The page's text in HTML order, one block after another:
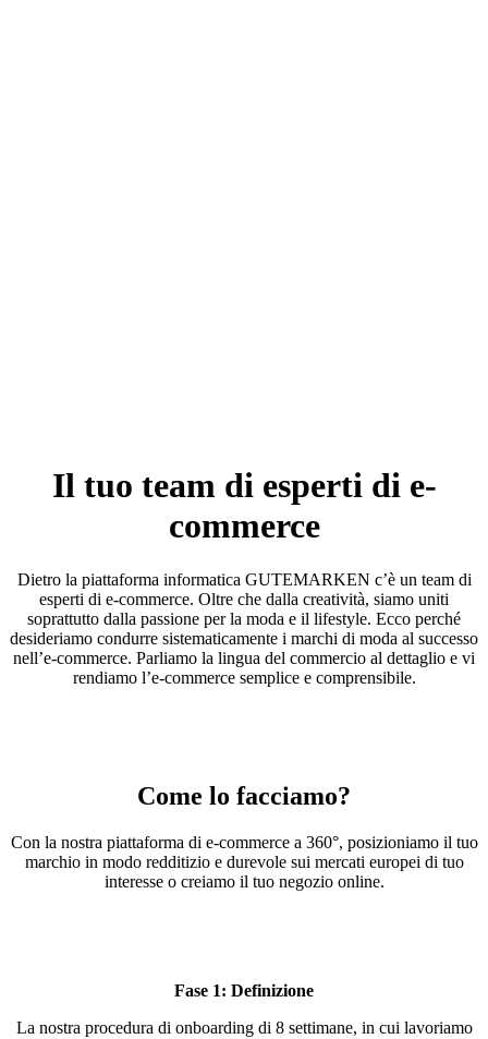
Il tuo team di esperti di e-
commerce
Dietro la piattaforma informatica GUTEMARKEN c’è un team di
esperti di e-commerce. Oltre che dalla creatività, siamo uniti
soprattutto dalla passione per la moda e il lifestyle. Ecco perché
desideriamo condurre sistematicamente i marchi di moda al successo
nell’e-commerce. Parliamo la lingua del commercio al dettaglio e vi
rendiamo l’e-commerce semplice e comprensibile.
Come lo facciamo?
Con la nostra piattaforma di e-commerce a 360°, posizioniamo il tuo
marchio in modo redditizio e durevole sui mercati europei di tuo
interesse o creiamo il tuo negozio online.
Fase 1: Definizione
La nostra procedura di onboarding di 8 settimane, in cui lavoriamo